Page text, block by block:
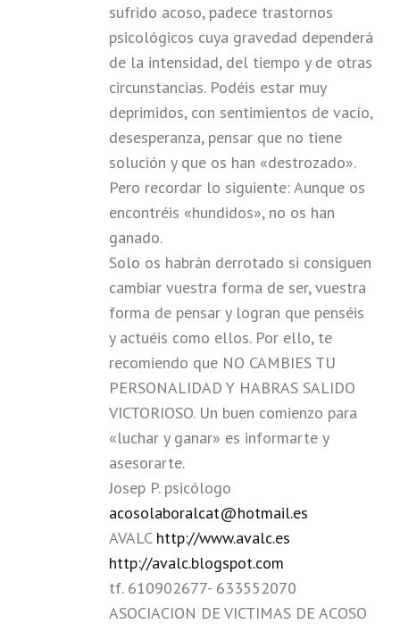
sufrido acoso, padece trastornos
psicológicos cuya gravedad dependerá
de la intensidad, del tiempo y de otras
circunstancias. Podéis estar muy
deprimidos, con sentimientos de vacío,
desesperanza, pensar que no tiene
solución y que os han «destrozado».
Pero recordar lo siguiente: Aunque os
encontréis «hundidos», no os han
ganado.
Solo os habrán derrotado si consiguen
cambiar vuestra forma de ser, vuestra
forma de pensar y logran que penséis
y actuéis como ellos. Por ello, te
recomiendo que NO CAMBIES TU
PERSONALIDAD Y HABRAS SALIDO
VICTORIOSO. Un buen comienzo para
«luchar y ganar» es informarte y
asesorarte.
Josep P. psicólogo
acosolaboralcat@hotmail.es
AVALC http://www.avalc.es
http://avalc.blogspot.com
tf. 610902677- 633552070
ASOCIACION DE VICTIMAS DE ACOSO